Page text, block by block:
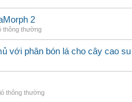
2
thông thường
với phân bón lá cho cây cao su
thông thường